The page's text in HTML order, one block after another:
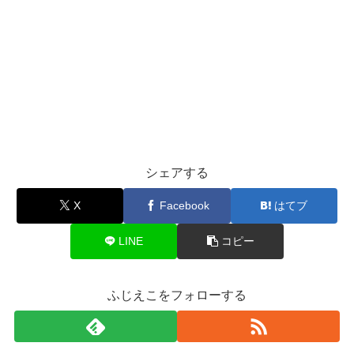
シェアする
X Facebook はてブ
LINE コピー
ふじえこをフォローする